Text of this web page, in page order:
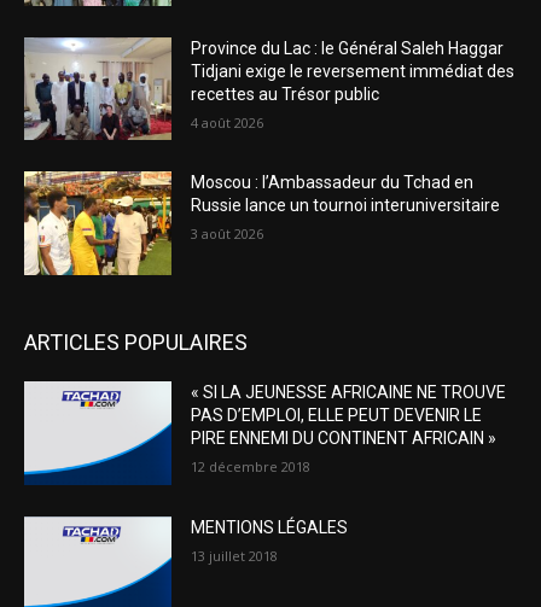
Province du Lac : le Général Saleh Haggar
Tidjani exige le reversement immédiat des
recettes au Trésor public
4 août 2026
Moscou : l’Ambassadeur du Tchad en
Russie lance un tournoi interuniversitaire
3 août 2026
ARTICLES POPULAIRES
« SI LA JEUNESSE AFRICAINE NE TROUVE
PAS D’EMPLOI, ELLE PEUT DEVENIR LE
PIRE ENNEMI DU CONTINENT AFRICAIN »
12 décembre 2018
MENTIONS LÉGALES
13 juillet 2018